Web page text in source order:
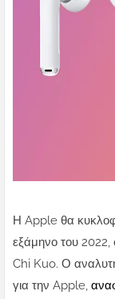
Η Apple θα
εξάμηνο του
Chi Kuo. Ο
για την Apple,